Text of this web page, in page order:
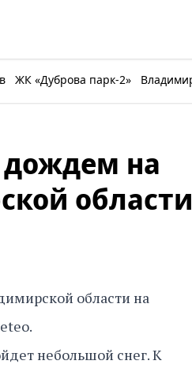
ЖК «Дуброва парк-2»
дождем на
области
области на
небольшой снег. К